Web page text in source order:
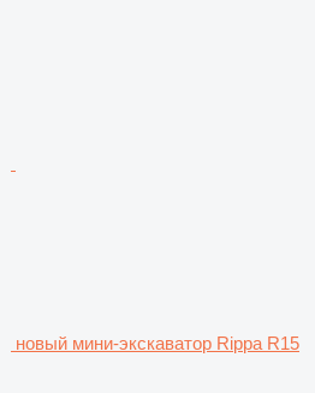
новый мини-экскаватор Rippa R15